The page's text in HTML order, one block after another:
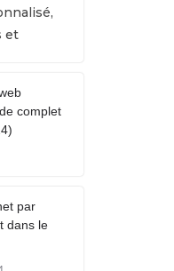
et
complet
par
dans le